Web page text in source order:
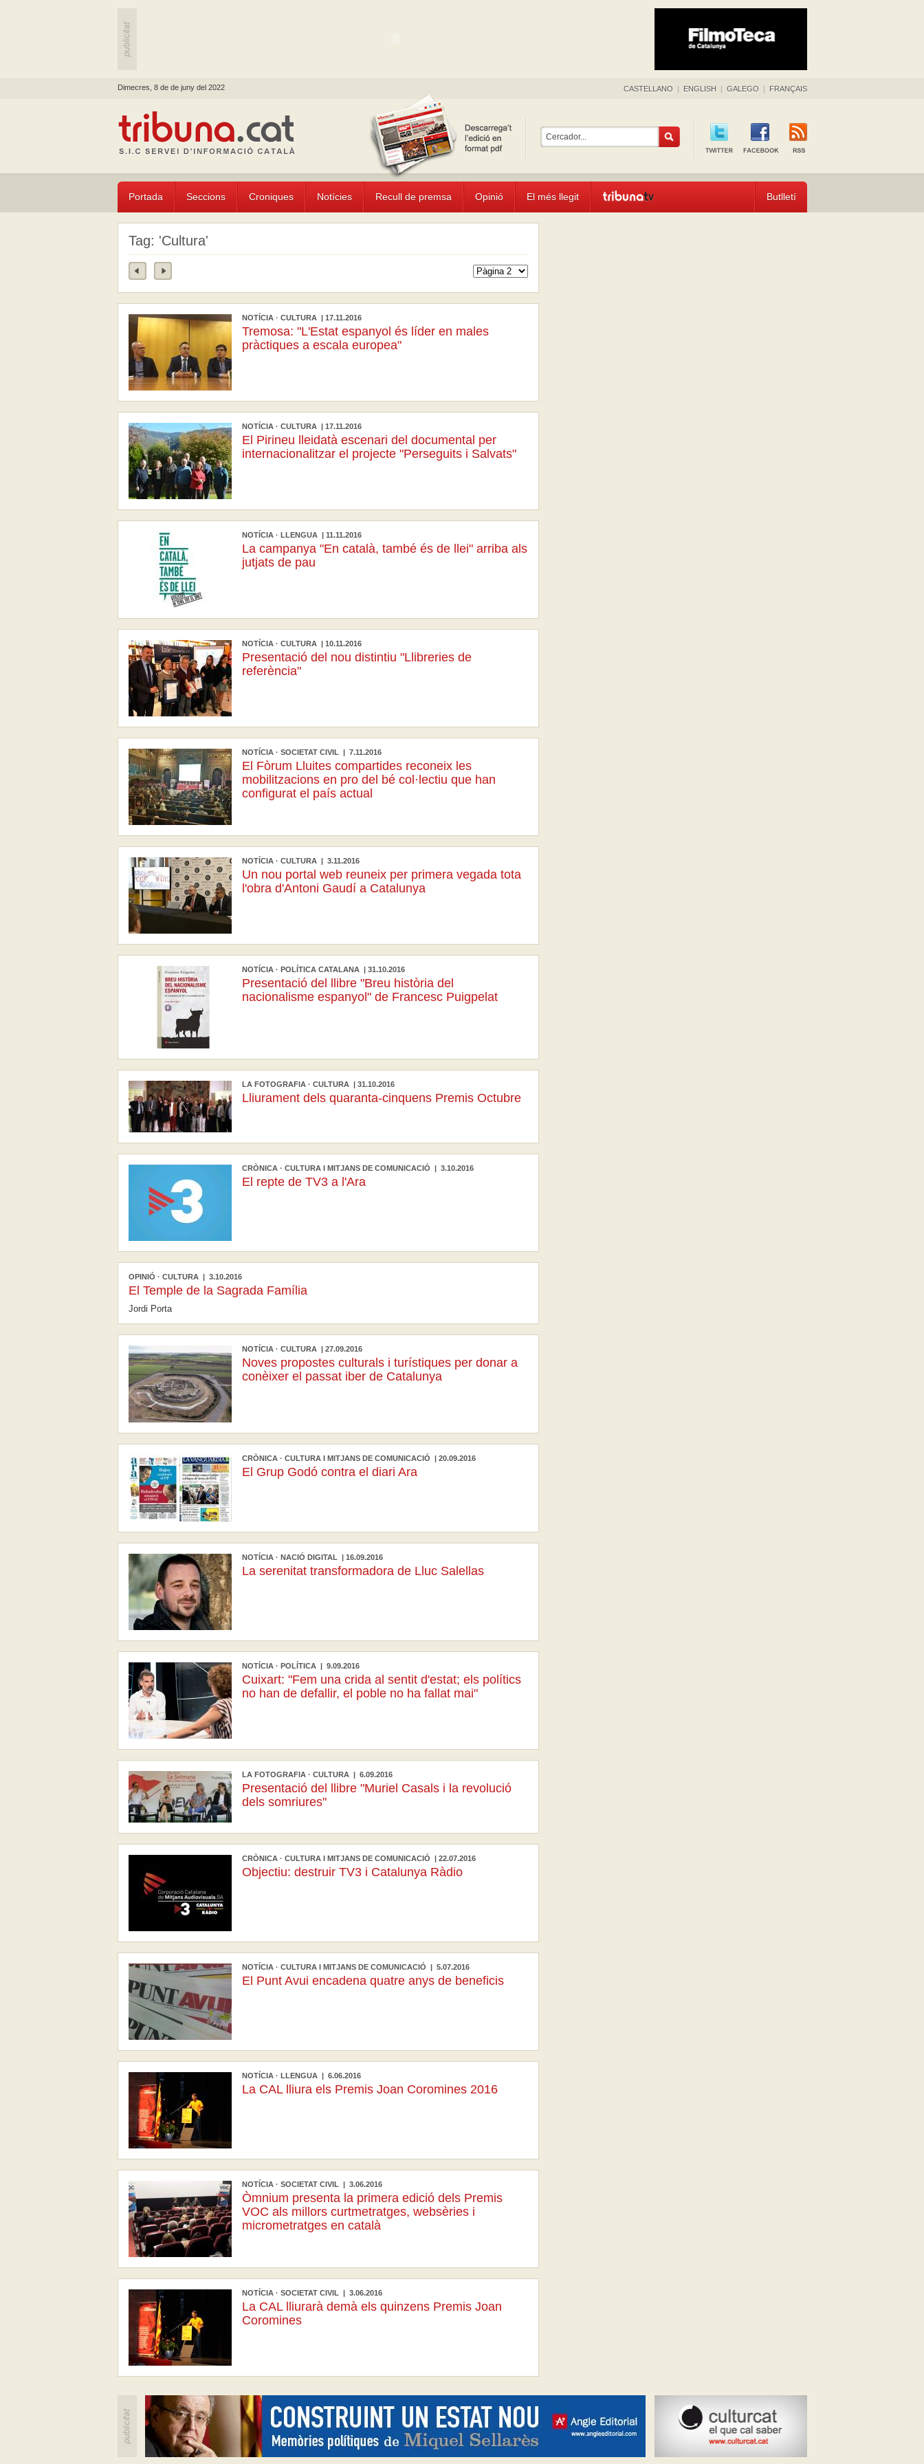
Dimecres, 8 de de juny del 2022 CASTELLANO | ENGLISH | GALEGO | FRANÇAIS
Portada Seccions Croniques Notícies Recull de premsa Opinió El més llegit Butlletí
Tag: 'Cultura'
NOTÍCIA · CULTURA | 17.11.2016
Tremosa: "L'Estat espanyol és líder en males
pràctiques a escala europea"
NOTÍCIA · CULTURA | 17.11.2016
El Pirineu lleidatà escenari del documental per
internacionalitzar el projecte "Perseguits i Salvats"
NOTÍCIA · LLENGUA | 11.11.2016
La campanya "En català, també és de llei" arriba als
jutjats de pau
NOTÍCIA · CULTURA | 10.11.2016
Presentació del nou distintiu "Llibreries de
referència"
NOTÍCIA · SOCIETAT CIVIL | 7.11.2016
El Fòrum Lluites compartides reconeix les
mobilitzacions en pro del bé col·lectiu que han
configurat el país actual
NOTÍCIA · CULTURA | 3.11.2016
Un nou portal web reuneix per primera vegada tota
l'obra d'Antoni Gaudí a Catalunya
NOTÍCIA · POLÍTICA CATALANA | 31.10.2016
Presentació del llibre "Breu història del
nacionalisme espanyol" de Francesc Puigpelat
LA FOTOGRAFIA · CULTURA | 31.10.2016
Lliurament dels quaranta-cinquens Premis Octubre
CRÒNICA · CULTURA I MITJANS DE COMUNICACIÓ | 3.10.2016
El repte de TV3 a l'Ara
OPINIÓ · CULTURA | 3.10.2016
El Temple de la Sagrada Família
Jordi Porta
NOTÍCIA · CULTURA | 27.09.2016
Noves propostes culturals i turístiques per donar a
conèixer el passat iber de Catalunya
CRÒNICA · CULTURA I MITJANS DE COMUNICACIÓ | 20.09.2016
El Grup Godó contra el diari Ara
NOTÍCIA · NACIÓ DIGITAL | 16.09.2016
La serenitat transformadora de Lluc Salellas
NOTÍCIA · POLÍTICA | 9.09.2016
Cuixart: "Fem una crida al sentit d'estat; els polítics
no han de defallir, el poble no ha fallat mai"
LA FOTOGRAFIA · CULTURA | 6.09.2016
Presentació del llibre "Muriel Casals i la revolució
dels somriures"
CRÒNICA · CULTURA I MITJANS DE COMUNICACIÓ | 22.07.2016
Objectiu: destruir TV3 i Catalunya Ràdio
NOTÍCIA · CULTURA I MITJANS DE COMUNICACIÓ | 5.07.2016
El Punt Avui encadena quatre anys de beneficis
NOTÍCIA · LLENGUA | 6.06.2016
La CAL lliura els Premis Joan Coromines 2016
NOTÍCIA · SOCIETAT CIVIL | 3.06.2016
Òmnium presenta la primera edició dels Premis
VOC als millors curtmetratges, websèries i
micrometratges en català
NOTÍCIA · SOCIETAT CIVIL | 3.06.2016
La CAL lliurarà demà els quinzens Premis Joan
Coromines